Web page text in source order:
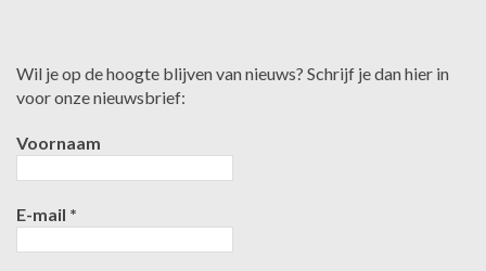
Wil je op de hoogte blijven van nieuws? Schrijf je dan hier in
voor onze nieuwsbrief:
Voornaam
E-mail *